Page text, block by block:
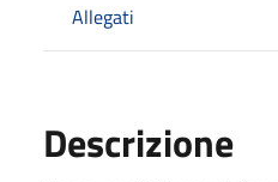
Allegati
Descrizione